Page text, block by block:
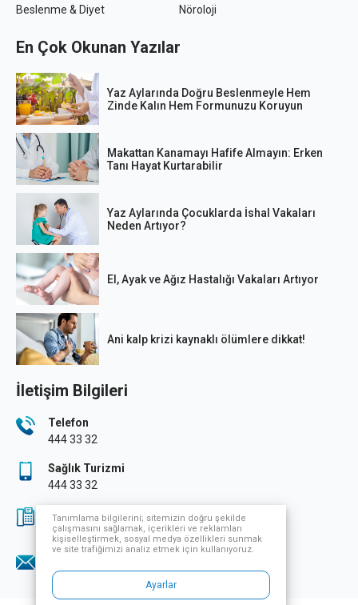
Beslenme & Diyet
Nöroloji
En Çok Okunan Yazılar
Yaz Aylarında Doğru Beslenmeyle Hem
Zinde Kalın Hem Formunuzu Koruyun
Makattan Kanamayı Hafife Almayın: Erken
Tanı Hayat Kurtarabilir
Yaz Aylarında Çocuklarda İshal Vakaları
Neden Artıyor?
El, Ayak ve Ağız Hastalığı Vakaları Artıyor
Ani kalp krizi kaynaklı ölümlere dikkat!
İletişim Bilgileri
Telefon
444 33 32
Sağlık Turizmi
444 33 32
Fax
0224 249 70 07
info@nevsaglikgrubu.com
Tanımlama bilgilerini; sitemizin doğru şekilde
çalışmasını sağlamak, içerikleri ve reklamları
kişiselleştirmek, sosyal medya özellikleri sunmak
ve site trafiğimizi analiz etmek için kullanıyoruz.
Ayarlar